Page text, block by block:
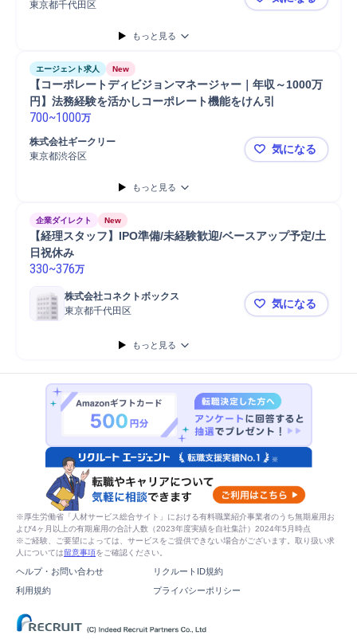
東京都千代田区
法務/株式会
もっと見る
エージェント求人 New
【コーポレートディビジョンマネージャー｜年収～1000万
円】法務経験を活かしコーポレート機能をけん引
700~1000万
株式会社ギークリー
東京都渋谷区
【コーポレ
気になる
もっと見る
企業ダイレクト New
【経理スタッフ】IPO準備/未経験歓迎/ベースアップ予定/土
日祝休み
330~376万
株式会社コネクトボックス
東京都千代田区
【経理スタ
気になる
もっと見る
※厚生労働省「人材サービス総合サイト」における有料職業紹介事業者のうち無期雇用お
よび4ヶ月以上の有期雇用の合計人数（2023年度実績を自社集計）2024年5月時点
※ご経験、ご要望によっては、サービスをご提供できない場合がございます。取り扱い求
人については留意事項をご確認ください。
ヘルプ・お問い合わせ
リクルートID規約
利用規約
プライバシーポリシー